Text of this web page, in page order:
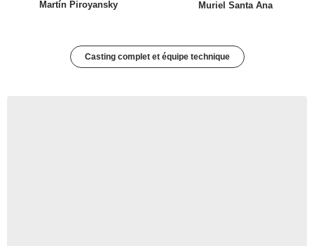
Martín Piroyansky Muriel Santa Ana
Casting complet et équipe technique